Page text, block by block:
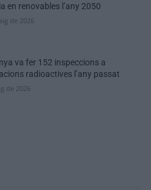
en renovables l’any 2050
de 2026
va fer 152 inspeccions a
radioactives l’any passat
de 2026